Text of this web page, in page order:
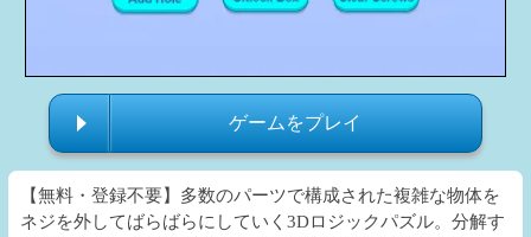
ゲームをプレイ
【無料・登録不要】多数のパーツで構成された複雑な物体を
ネジを外してばらばらにしていく3Dロジックパズル。分解す